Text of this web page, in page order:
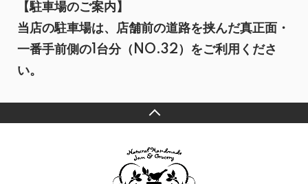
【駐車場のご案内】
当店の駐車場は、店舗前の道路を挟んだ真正面・
一番手前側の1台分（NO.32）をご利用くださ
い。